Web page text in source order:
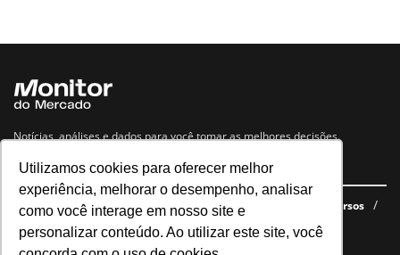
Utilizamos cookies para oferecer melhor
experiência, melhorar o desempenho, analisar
como você interage em nosso site e
personalizar conteúdo. Ao utilizar este site, você
Notícias, análises e dados para você tomar as melhores decisões.
Navegue no site
Últimas notícias Quem somos E-books gratuitos
Cursos
Política de privacidade